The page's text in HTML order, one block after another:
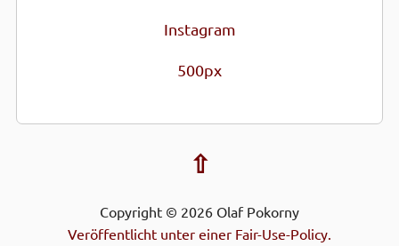
Instagram
500px
⇧
Copyright © 2026 Olaf Pokorny
Veröffentlicht unter einer Fair-Use-Policy.